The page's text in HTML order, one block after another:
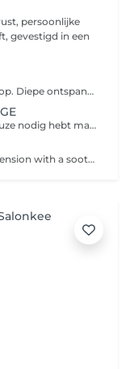
persoonlijke
gevestigd in een
Laad je mentale energie snel en effectief op. Diepe ontspanning in slechts een paar minuten. Kies de frequentie, draag de koptelefoon en relax. De combinatie van muziek en hoofdhuid-, nek- en schoudermassage zorgt ervoor dat je compleet tot rust komt. De behandeling eindigt met Palo Santo uit Peru om negativiteit en slechte energie te verdrijven.
Rust - Verplaats de Energie. Als je een pauze nodig hebt maar niet kunt rusten, als je stevige druk wilt maar met een liefdevolle draai. Van top tot teen is deze massage wat je zoekt. Zwangerschapsmassage voor het hele lichaam.
Relax & Rejuvenate Let go of stress and tension with a soothing full body massage. This treatment improves circulation, relaxes muscles, and restores your energy, leaving you feeling refreshed and balanced.